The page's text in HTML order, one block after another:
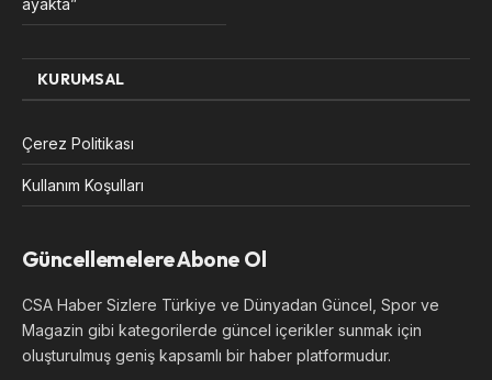
ayakta”
KURUMSAL
Çerez Politikası
Kullanım Koşulları
Güncellemelere Abone Ol
CSA Haber Sizlere Türkiye ve Dünyadan Güncel, Spor ve
Magazin gibi kategorilerde güncel içerikler sunmak için
oluşturulmuş geniş kapsamlı bir haber platformudur.